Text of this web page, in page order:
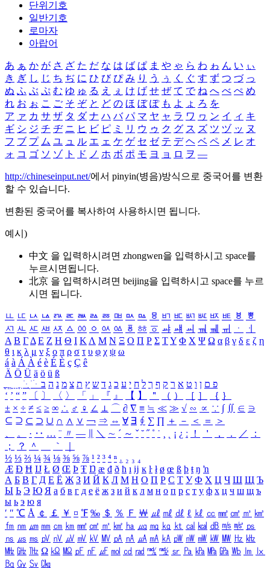
단위기호
일반기호
로마자
아랍어
あ ぁ か が さ ざ た だ な は ば ぱ ま や ゃ ら わ ゎ ん い ぃ
き ぎ し じ ち ぢ に ひ び ぴ み り う ぅ く ぐ す ず つ づ っ
ぬ ふ ぶ ぷ む ゆ ゅ る え ぇ け げ せ ぜ て で ね へ べ ぺ め
れ お ぉ こ ご そ ぞ と ど の ほ ぼ ぽ も よ ょ ろ を
ア ァ カ サ ザ タ ダ ナ ハ バ パ マ ヤ ャ ラ ワ ヮ ン イ ィ キ
ギ シ ジ チ ヂ ニ ヒ ビ ピ ミ リ ウ ゥ ク グ ス ズ ツ ヅ ッ ヌ
フ ブ プ ム ユ ュ ル エ ェ ケ ゲ セ ゼ テ デ ヘ ベ ペ メ レ オ
ォ コ ゴ ソ ゾ ト ド ノ ホ ボ ポ モ ヨ ョ ロ ヲ ―
http://chineseinput.net/에서 pinyin(병음)방식으로 중국어를 변환
할 수 있습니다.
변환된 중국어를 복사하여 사용하시면 됩니다.
예시)
中文 을 입력하시려면 zhongwen을 입력하시고 space를
누르시면됩니다.
北京 을 입력하시려면 beijing을 입력하시고 space를 누르
시면 됩니다.
ㅥ ㅦ ㅧ ㅨ ㅩ ㅪ ㅫ ㅬ ㅭ ㅮ ㅯ ㅰ ㅱ ㅲ ㅳ ㅴ ㅵ ㅶ ㅷ ㅸ
ㅹ
ㅺ ㅻ ㅼ ㅽ ㅾ ㅿ ㆀ ㆁ ㆂ ㆃ ㆄ ㆅ ㆆ ㆇ ㆈ ㆉ ㆊ ㆋ ㆌ ㆍ
ㆎ
Α Β ΓΔ Ε Ζ Η Θ Ι ΚΛ Μ Ν Ξ Ο Π Ρ Σ ΤΥ Φ Χ Ψ Ω α β γ δ ε ζ η
θ ι κ λ μ ν ξ ο π ρ σ τ υ φ χ ψ ω
á à Á À é è É È ç Ç ê
Ä Ö Ü ä ö ü ß
ִֶֹ ֻּ ׁׂ פ ם ן ו ט א ר ק ף ך ל ח י ע כ ג ד ש ץ ת צ מ נ ה ב
‘ ’ “ ” 〔 〕 〈 〉 「 」 『 』 【 】 ＂ （ ） ［ ］ ｛ ｝
± × ÷ ≠ ≤ ≥ ∞ ∴ ♂ ♀ ∠ ⊥ ⌒ ∂ ∇ ≡ ≒ ≪ ≫ √ ∽ ∝ ∵ ∫ ∬ ∈ ∋
⊆ ⊇ ⊂ ⊃ ∪ ∩ ∧ ∨ ￢ ⇒ ⇔ ∀ ∃ ∮ ∑ ∏ ＋ － ＜ ＝
＞
、
。 · ‥ … ¨ 〃 ― ＼ ∼ ´ ～ ˇ ˘ ˝ ˚ ˙ ¸ ¡ ¿ ː ！ ＇ ， ． ／
：
；
？ ＾ ｀
½ ⅓ ⅔ ¼ ¾ ⅛ ⅜ ⅝ ⅞ ¹ ² ³ ⁴ ⁿ ₁ ₂ ₃ ₄
Æ Ð Ħ Ĳ Ł Ø Œ Þ Ŧ Ŋ æ đ ð ħ ı ĳ ĸ ŀ ł ø œ ß þ ŧ ŋ ŉ
А Б В Г Д Е Ё Ж З И Й К Л М Н О П Р С Т У Ф Х Ц Ч Ш Щ Ъ
Ы Ь Э Ю Я а б в г д е ё ж з и й к л м н о п р с т у ф х ц ч ш щ ъ
ы ь э ю я
′ ″ ℃ Å ￠ ￡ ￥ ¤ ℉ ‰ ＄ ％ Ｆ ￦ ㎕ ㎖ ㎗ ℓ ㎘ ㏄ ㎣ ㎤ ㎥ ㎦
㎙ ㎚ ㎛ ㎜ ㎝ ㎞ ㎟ ㎠ ㎡ ㎢ ㏊ ㎍ ㎎ ㎏ ㏏ ㎈ ㎉ ㏈ ㎧ ㎨ ㎰
㎱ ㎲ ㎳ ㎴ ㎵ ㎶ ㎷ ㎸ ㎹ ㎀ ㎁ ㎂ ㎃ ㎄ ㎺ ㎻ ㎽ ㎾ ㎿ ㎐ ㎑
㎒ ㎓ ㎔ Ω ㏀ ㏁ ㎊ ㎋ ㎌ ㏖ ㏅ ㎭ ㎮ ㎯ ㏛ ㎩ ㎪ ㎫ ㎬ ㏝ ㏐
㏓
㏃ ㏉ ㏜ ㏆